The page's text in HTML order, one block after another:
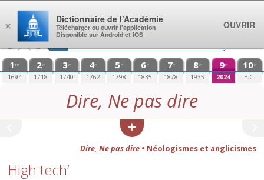
Aller au contenu
1 re
1694
2e
1718
3e
1740
4e
1762
5e
1798
6e
1835
7e
1878
8e
1935
9e
2024
10e
E.C.
Dire, Ne pas dire
Dire, Ne pas dire• Néologismes et anglicismes
High tech’
×
Dictionnaire de l’Académie
Télécharger ou ouvrir l’application
Disponible sur Android et iOS
OUVRIR